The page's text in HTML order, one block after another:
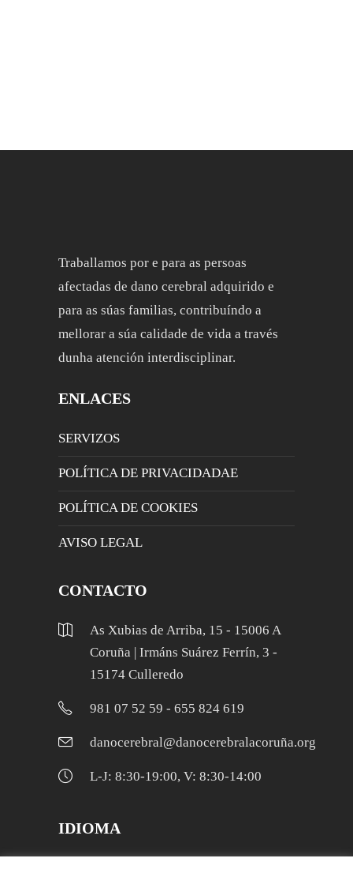
Traballamos por e para as persoas
afectadas de dano cerebral adquirido e
para as súas familias, contribuíndo a
mellorar a súa calidade de vida a través
dunha atención interdisciplinar.
ENLACES
SERVIZOS
POLÍTICA DE PRIVACIDADAE
POLÍTICA DE COOKIES
AVISO LEGAL
CONTACTO
As Xubias de Arriba, 15 - 15006 A
Coruña | Irmáns Suárez Ferrín, 3 -
15174 Culleredo
981 07 52 59 - 655 824 619
danocerebral@danocerebralacoruña.org
L-J: 8:30-19:00, V: 8:30-14:00
IDIOMA